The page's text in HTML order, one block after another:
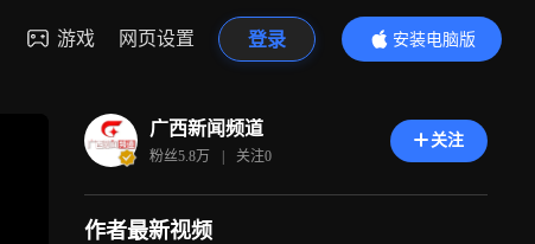
游戏 网页设置 登录
安装电脑版
内容更精彩
广西新闻频道
粉丝5.8万 | 关注0
关注
作者最新视频